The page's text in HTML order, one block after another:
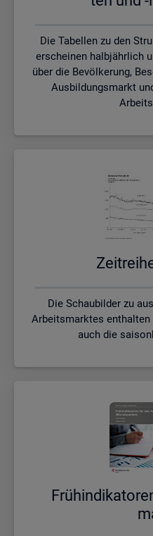
Die Tabellen zu den
erscheinen halbjährlich
über die Bevölkerung,
Ausbildungsmarkt
Die Schaubilder zu
Arbeitsmarktes enthalten
auch die